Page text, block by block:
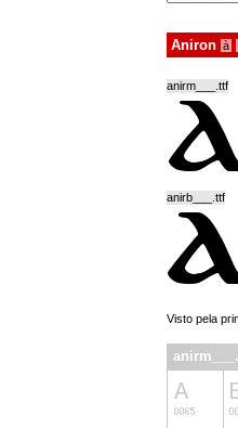
Aniron à
anirm___.ttf
anirb___.ttf
Visto pela